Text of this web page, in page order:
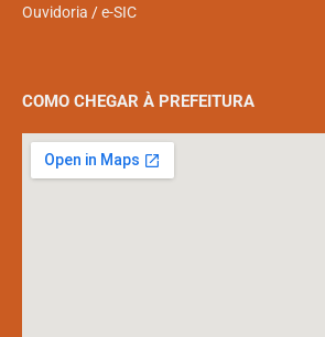
Ouvidoria /e-SIC
COMO CHEGAR À PREFEITURA